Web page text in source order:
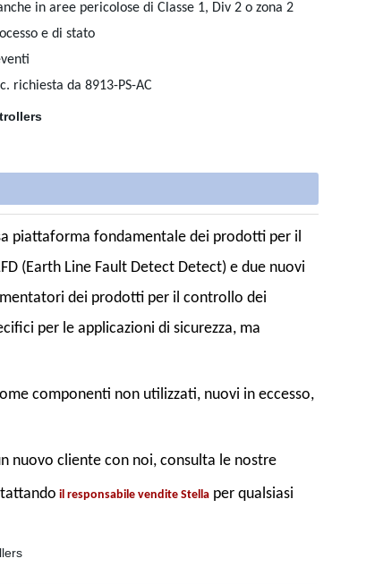
in aree pericolose di Classe 1, Div 2 o zona 2
e di stato
richiesta da 8913-PS-AC
piattaforma fondamentale dei prodotti per il
(Earth Line Fault Detect Detect) e due nuovi
dei prodotti per il controllo dei
per le applicazioni di sicurezza, ma
componenti non utilizzati, nuovi in eccesso,
nuovo cliente con noi, consulta le nostre
il responsabile vendite Stella per qualsiasi